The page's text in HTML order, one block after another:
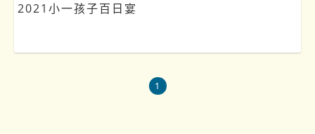
2021小一孩子百日宴
1